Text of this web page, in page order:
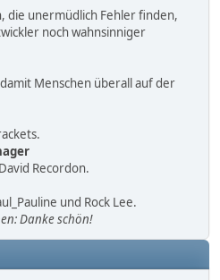
die unermüdlich Fehler finden,
noch wahnsinniger
Menschen überall auf der
Recordon.
und Rock Lee.
Danke schön!